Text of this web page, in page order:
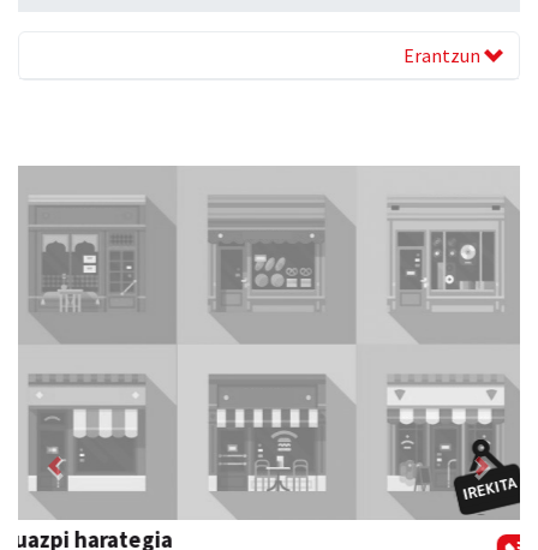
Erantzun
Amasa-Villabonako Udala
Amasa-Villabona - Udaletxeak
Previous Next